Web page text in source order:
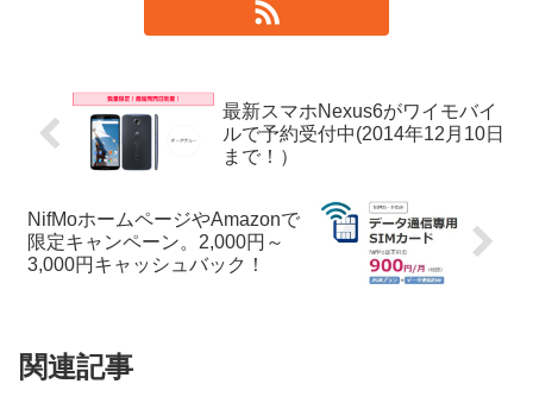
最新スマホNexus6がワイモバイ
ルで予約受付中(2014年12月10日
まで！）
NifMoホームページやAmazonで
限定キャンペーン。2,000円～
3,000円キャッシュバック！
関連記事